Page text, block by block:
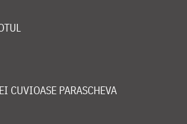
CUVIOASE PARASCHEVA